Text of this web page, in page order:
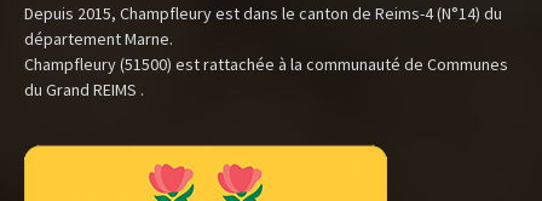
Depuis 2015, Champfleury est dans le canton de Reims-4 (N°14) du
département Marne.
Champfleury (51500) est rattachée à la communauté de Communes
du Grand REIMS .